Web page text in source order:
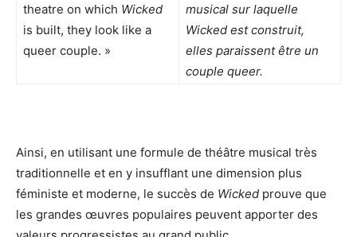
theatre on which Wicked
is built, they look like a
queer couple. »
musical sur laquelle
Wicked est construit,
elles paraissent être un
couple queer.
Ainsi, en utilisant une formule de théâtre musical très
traditionnelle et en y insufflant une dimension plus
féministe et moderne, le succès de Wicked prouve que
les grandes œuvres populaires peuvent apporter des